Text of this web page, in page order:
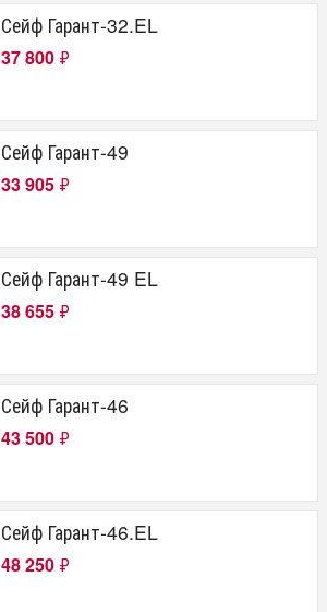
Сейф Гарант-32.EL
37 800 ₽
Сейф Гарант-49
33 905 ₽
Сейф Гарант-49 EL
38 655 ₽
Сейф Гарант-46
43 500 ₽
Сейф Гарант-46.EL
48 250 ₽